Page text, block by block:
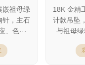
嵌祖母绿
针，主石
、色···
18K 金精
计款吊坠
与祖母绿